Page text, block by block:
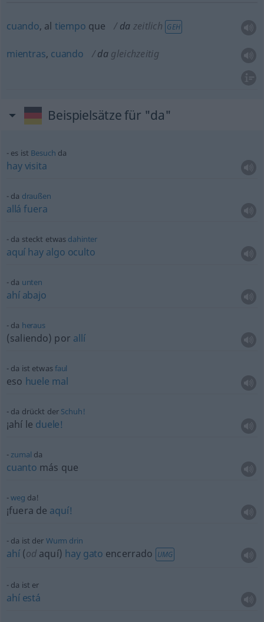
cuando, al tiempo que da zeitlich GEH
mientras, cuando da gleichzeitig
Beispielsätze für "da"
es ist Besuch da
hay visita
da draußen
allá fuera
da steckt etwas dahinter
aquí hay algo oculto
da unten
ahí abajo
da heraus
(saliendo) por allí
da ist etwasfaul
eso huele mal
da drückt der Schuh!
¡ahí le duele!
zumal da
cuanto más que
weg da!
¡fuera de aquí!
da ist der Wurm drin
ahí(od aquí) hay gato encerrado UMG
da ist er
ahí está